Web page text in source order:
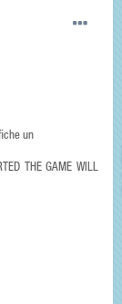
un
THE GAME WILL